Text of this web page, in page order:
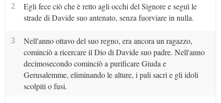
2
Egli fece ciò che è retto agli occhi del Signore e seguì le
strade di Davide suo antenato, senza fuorviare in nulla.
3
Nell'anno ottavo del suo regno, era ancora un ragazzo,
cominciò a ricercare il Dio di Davide suo padre. Nell'anno
decimosecondo cominciò a purificare Giuda e
Gerusalemme, eliminando le alture, i pali sacri e gli idoli
scolpiti o fusi.